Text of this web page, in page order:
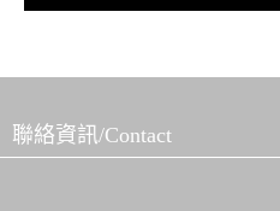
聯絡資訊/Contact